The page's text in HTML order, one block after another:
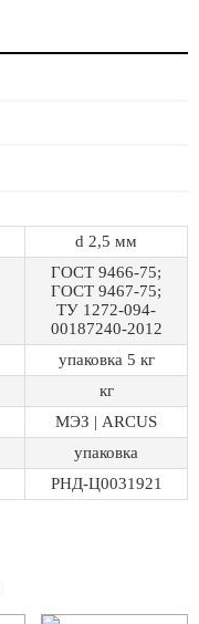
d 2,5 мм
ГОСТ 9466-75;
ГОСТ 9467-75;
ТУ 1272-094-
00187240-2012
упаковка 5 кг
кг
МЭЗ | ARCUS
упаковка
РНД-Ц0031921